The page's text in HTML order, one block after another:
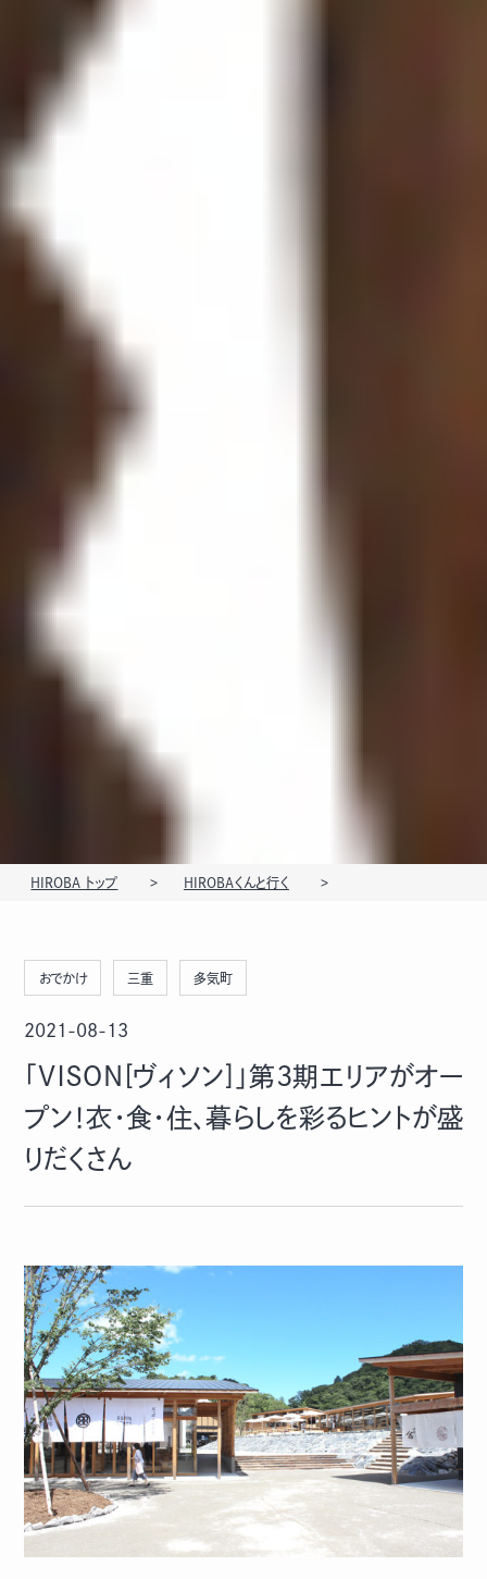
HIROBA トップ HIROBAくんと行く
おでかけ 三重 多気町
2021-08-13
「ＶＩＳＯＮ[ヴィソン]」第3期エリアがオー
プン！衣・食・住、暮らしを彩るヒントが盛
りだくさん